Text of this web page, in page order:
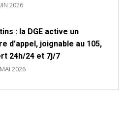
2026
: la DGE active un
d’appel, joignable au 105,
24h/24 et 7j/7
2026